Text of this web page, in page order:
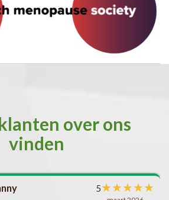
over ons
vinden
5★★★★★